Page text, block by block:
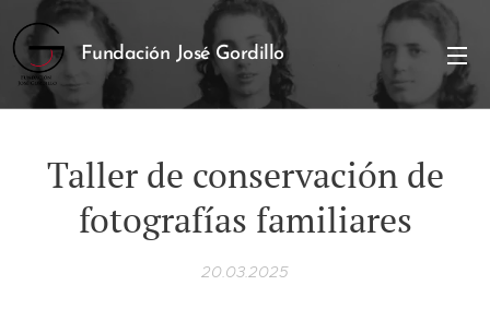
Fundación José Gordillo
Taller de conservación de
fotografías familiares
20.03.2025